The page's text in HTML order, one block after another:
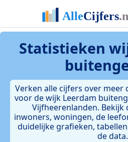
Statistieken
Verken alle cijfers over meer
voor de wijk Leerdam
Vijfheerenlanden. Bekijk
inwoners, woningen, de
duidelijke grafieken,
de data.